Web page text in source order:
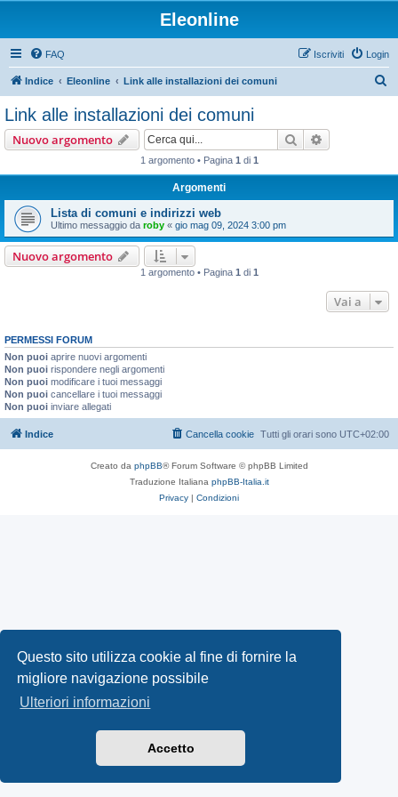
Questo sito utilizza cookie al fine di fornire la
migliore navigazione possibile
Ulteriori informazioni
Accetto
Eleonline
FAQ Login
Iscriviti
Indice Eleonline Link alle installazioni dei comuni
Link alle installazioni dei comuni
Nuovo argomento Cerca
1 argomento • Pagina 1 di 1
Argomenti
Lista di comuni e indirizzi web
Ultimo messaggio da roby « gio mag 09, 2024 3:00 pm
Nuovo argomento
1 argomento • Pagina 1 di 1
Vai a
PERMESSI FORUM
Non puoi aprire nuovi argomenti
Non puoi rispondere negli argomenti
Non puoi modificare i tuoi messaggi
Non puoi cancellare i tuoi messaggi
Non puoi inviare allegati
Indice Tutti gli orari sono UTC+02:00
Cancella cookie
Creato da phpBB® Forum Software © phpBB Limited
Traduzione Italiana phpBB-Italia.it
Privacy | Condizioni